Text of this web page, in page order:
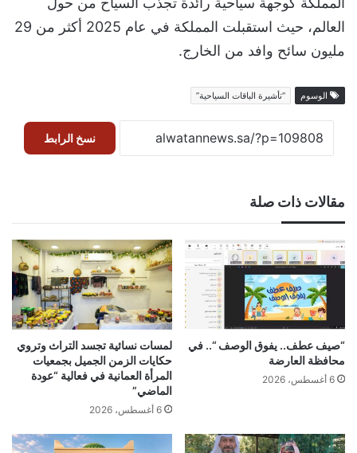
العالم، حيث استقبلت المملكة في عام 2025 أكثر من 29
مليون سائح وافد من الخارج.​
الوسوم “تأشيرة الباقات السياحية”
نسخ الرابط
مقالات ذات صلة
“صيف عطف.. يفوق الوصف “.. في
محافظة العارضة
6 أغسطس، 2026
لمسات نسائية تجسد التراث وتروي
حكايات الزمن الجميل بجمعيات
المرأة العمانية في فعالية “عودة
الماضي”
6 أغسطس، 2026